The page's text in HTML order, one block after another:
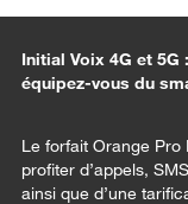
Initial Voix 4G et
équipez-vous du
Le forfait Orange Pro
profiter d’appels,
ainsi que d’une